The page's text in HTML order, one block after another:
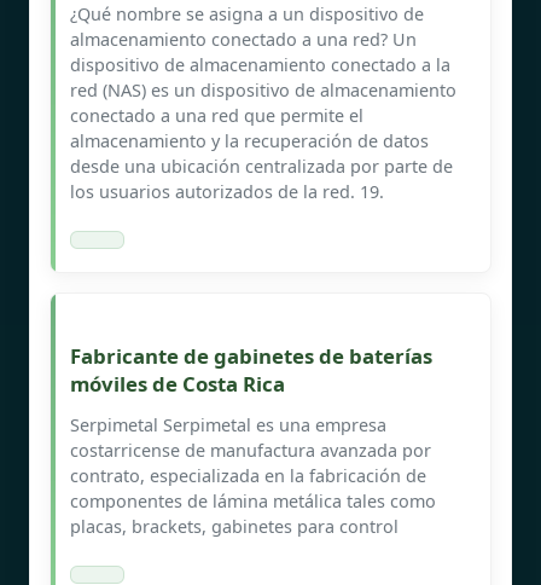
¿Qué nombre se asigna a un dispositivo de
almacenamiento conectado a una red? Un
dispositivo de almacenamiento conectado a la
red (NAS) es un dispositivo de almacenamiento
conectado a una red que permite el
almacenamiento y la recuperación de datos
desde una ubicación centralizada por parte de
los usuarios autorizados de la red. 19.
Fabricante de gabinetes de baterías
móviles de Costa Rica
Serpimetal Serpimetal es una empresa
costarricense de manufactura avanzada por
contrato, especializada en la fabricación de
componentes de lámina metálica tales como
placas, brackets, gabinetes para control